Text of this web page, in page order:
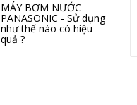
MÁY BƠM NƯỚC
PANASONIC - Sử dụng
như thế nào có hiệu
quả ?